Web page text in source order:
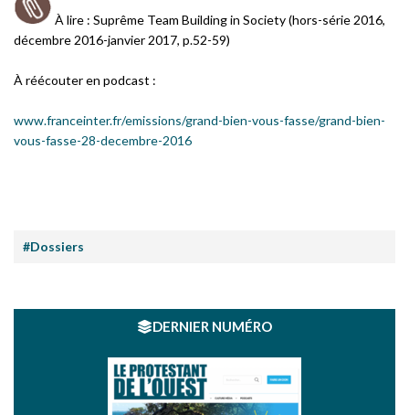
À lire : Suprême Team Building in Society (hors-série 2016,
décembre 2016-janvier 2017, p.52-59)
À réécouter en podcast :
www.franceinter.fr/emissions/grand-bien-vous-fasse/grand-bien-
vous-fasse-28-decembre-2016
#Dossiers
DERNIER NUMÉRO